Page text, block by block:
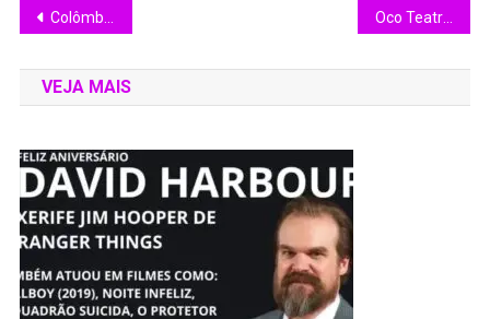
Colômbia é a primeira seleção a jogar nos 3 países sedes da Copa do Mundo Oco Teatro Laboratório inicia celebração de 20 anos com a 11ª edição do NORTEA, dedicada à “Indisciplina”
VEJA MAIS